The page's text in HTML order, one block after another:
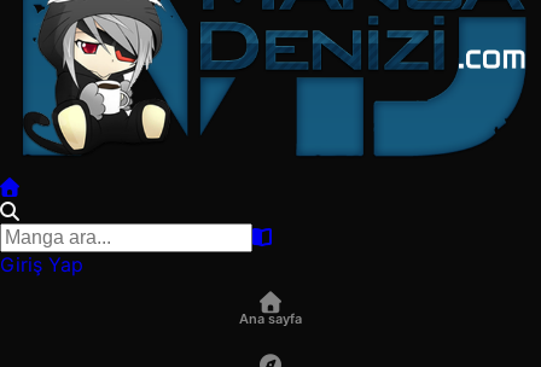
Giriş Yap
Ana sayfa